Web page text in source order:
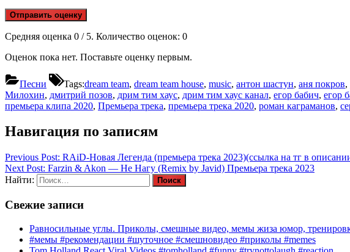
Отправить оценку
Средняя оценка 0 / 5. Количество оценок: 0
Оценок пока нет. Поставьте оценку первым.
Песни Tags:dream team, dream team house, music, антон шастун, аня покров,
Милохин, дмитрий позов, дрим тим хаус, дрим тим хаус канал, егор бабич, егор
премьера клипа 2020, Премьера трека, премьера трека 2020, роман каграманов,
Навигация по записям
Previous Post: RAiD-Новая Легенда (премьера трека 2023)(ссылка на тг в
Next Post: Farzin & Akon — Не Нагу (Remix by Javid) Премьера трека 2023
Найти:
Свежие записи
Равносильные углы. Приколы, смешные видео, мемы жиза юмор,
#мемы #рекомендации #шуточное #смешновидео #приколы #memes